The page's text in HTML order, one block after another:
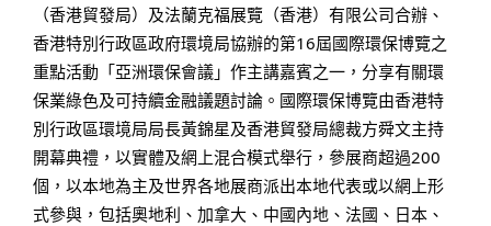
（香港貿發局）及法蘭克福展覽（香港）有限公司合辦、
香港特別行政區政府環境局協辦的第16屆國際環保博覽之
重點活動「亞洲環保會議」作主講嘉賓之一，分享有關環
保業綠色及可持續金融議題討論。國際環保博覽由香港特
別行政區環境局局長黃錦星及香港貿發局總裁方舜文主持
開幕典禮，以實體及網上混合模式舉行，參展商超過200
個，以本地為主及世界各地展商派出本地代表或以網上形
式參與，包括奧地利、加拿大、中國內地、法國、日本、